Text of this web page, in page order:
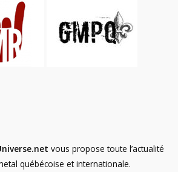
vous propose toute l’actualité
québécoise et internationale.